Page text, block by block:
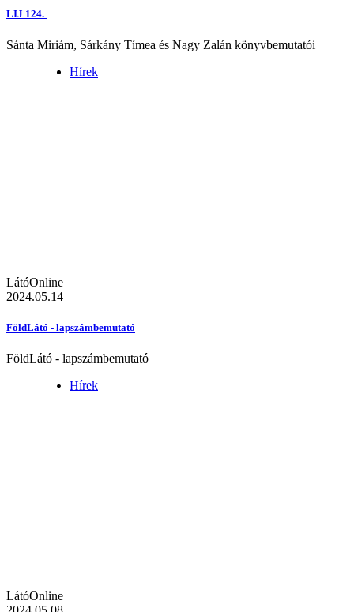
LIJ 124.
Sánta Miriám, Sárkány Tímea és Nagy Zalán könyvbemutatói
Hírek
LátóOnline
2024.05.14
FöldLátó - lapszámbemutató
FöldLátó - lapszámbemutató
Hírek
LátóOnline